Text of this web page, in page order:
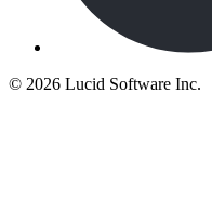
© 2026 Lucid Software Inc.